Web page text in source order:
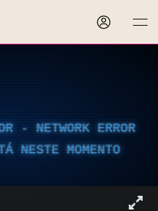
- NETWORK ERROR
NESTE MOMENTO